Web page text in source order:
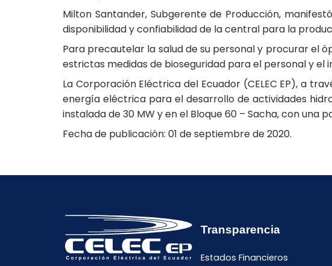
Milton Santander, Subgerente de Producción,
disponibilidad y confiabilidad de la central para la
Para precautelar la salud de su personal y procurar el
estrictas medidas de bioseguridad para el personal y
La Corporación Eléctrica del Ecuador (CELEC EP), a
energía eléctrica para el desarrollo de actividades
instalada de 30 MW y en el Bloque 60 – Sacha, con una
Fecha de publicación: 01 de septiembre de 2020.
Transparencia
Estados Financieros